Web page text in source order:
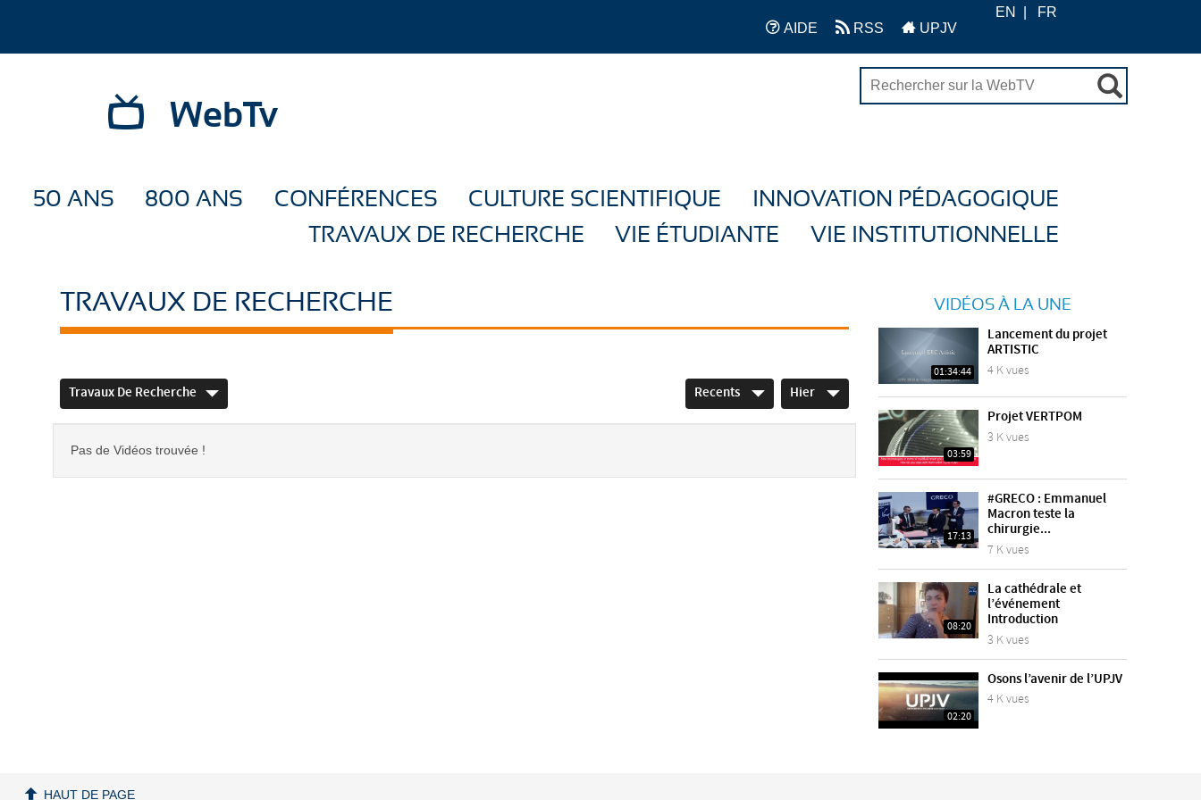
AIDE RSS UPJV
EN FR
WebTv
50 ANS 800 ANS CONFÉRENCES CULTURE SCIENTIFIQUE
INNOVATION PÉDAGOGIQUE
TRAVAUX DE RECHERCHE
VIE ÉTUDIANTE VIE INSTITUTIONNELLE
TRAVAUX DE RECHERCHE
Travaux De Recherche Recents Hier
Pas de Vidéos trouvée !
VIDÉOS À LA UNE
01:34:44
Lancement du projet
ARTISTIC
4 K vues
03:59
Projet VERTPOM
3 K vues
17:13
#GRECO : Emmanuel
Macron teste la
chirurgie...
7 K vues
08:20
La cathédrale et
l’événement
Introduction
3 K vues
02:20
Osons l’avenir de l’UPJV
4 K vues
HAUT DE PAGE